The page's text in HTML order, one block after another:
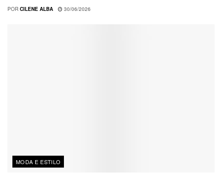
POR CILENE ALBA 30/06/2026
MODA E ESTILO